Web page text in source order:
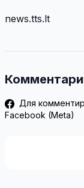
news.tts.lt
Для
Facebook (Meta)